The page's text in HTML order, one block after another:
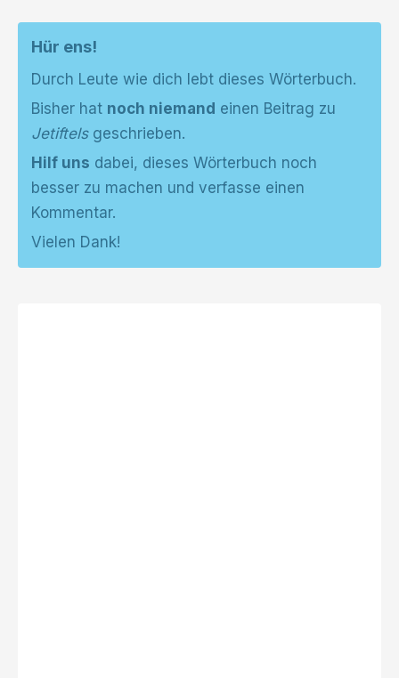
Hür ens!
Durch Leute wie dich lebt dieses Wörterbuch.
Bisher hat noch niemand einen Beitrag zu
Jetiftelsgeschrieben.
Hilf uns dabei, dieses Wörterbuch noch
besser zu machen und verfasse einen
Kommentar.
Vielen Dank!